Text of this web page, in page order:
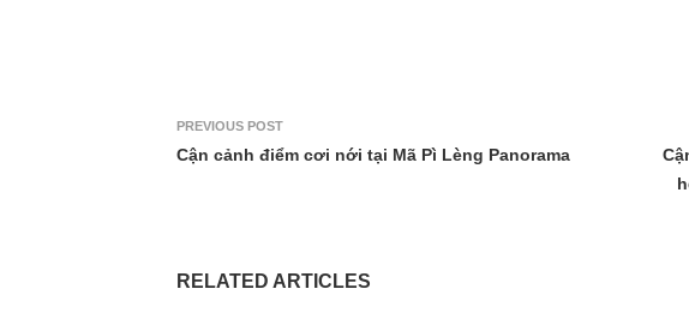
PREVIOUS POST
Cận cảnh điểm cơi nới tại Mã Pì Lèng Panorama
RELATED ARTICLES